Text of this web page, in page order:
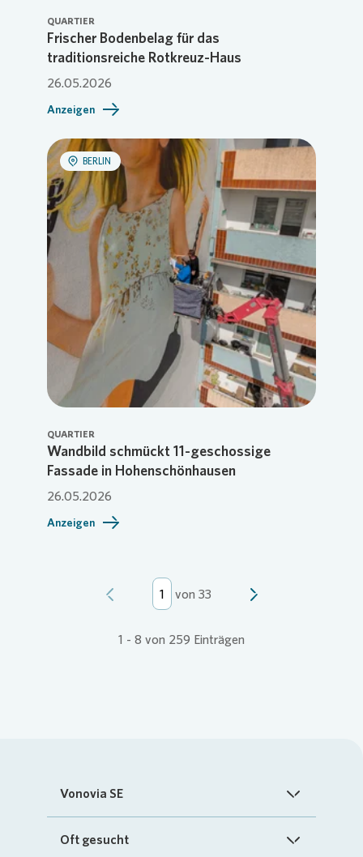
QUARTIER
Frischer Bodenbelag für das
traditionsreiche Rotkreuz-Haus
26.05.2026
Anzeigen
BERLIN
QUARTIER
Wandbild schmückt 11-geschossige
Fassade in Hohenschönhausen
26.05.2026
Anzeigen
von 33
1 - 8 von 259 Einträgen
Vonovia SE
Startseite
Oft gesucht